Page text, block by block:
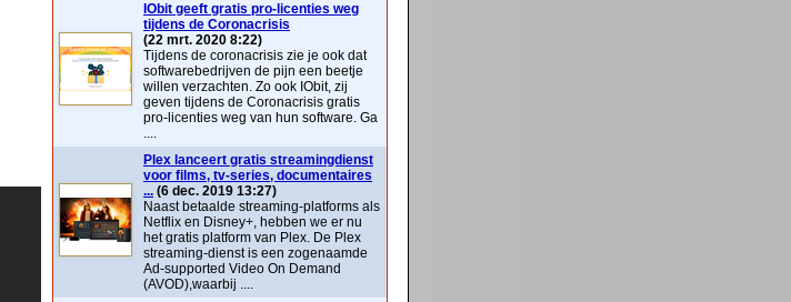
IObit geeft gratis pro-licenties weg
tijdens de Coronacrisis
(22 mrt. 2020 8:22)
Tijdens de coronacrisis zie je ook dat
softwarebedrijven de pijn een beetje
willen verzachten. Zo ook IObit, zij
geven tijdens de Coronacrisis gratis
pro-licenties weg van hun software. Ga
....
Plex lanceert gratis streamingdienst
voor films, tv-series, documentaires
... (6 dec. 2019 13:27)
Naast betaalde streaming-platforms als
Netflix en Disney+, hebben we er nu
het gratis platform van Plex. De Plex
streaming-dienst is een zogenaamde
Ad-supported Video On Demand
(AVOD),waarbij ....